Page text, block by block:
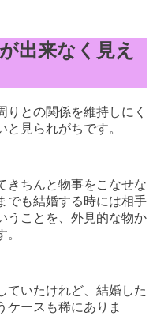
出来なく見え
りとの関係を維持しにく
と見られがちです。
きちんと物事をこなせな
でも結婚する時には相手
うことを、外見的な物か
ていたけれど、結婚した
ケースも稀にありま